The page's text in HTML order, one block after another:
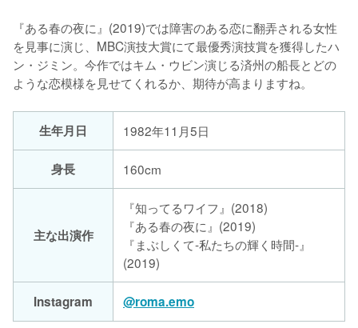
『ある春の夜に』(2019)では障害のある恋に翻弄される女性
を見事に演じ、MBC演技大賞にて最優秀演技賞を獲得したハ
ン・ジミン。今作ではキム・ウビン演じる済州の船長とどの
ような恋模様を見せてくれるか、期待が高まりますね。
生年月日 1982年11月5日
身長 160cm
主な出演作
『知ってるワイフ』(2018)
『ある春の夜に』(2019)
『まぶしくて-私たちの輝く時間-』
(2019)
Instagram @roma.emo